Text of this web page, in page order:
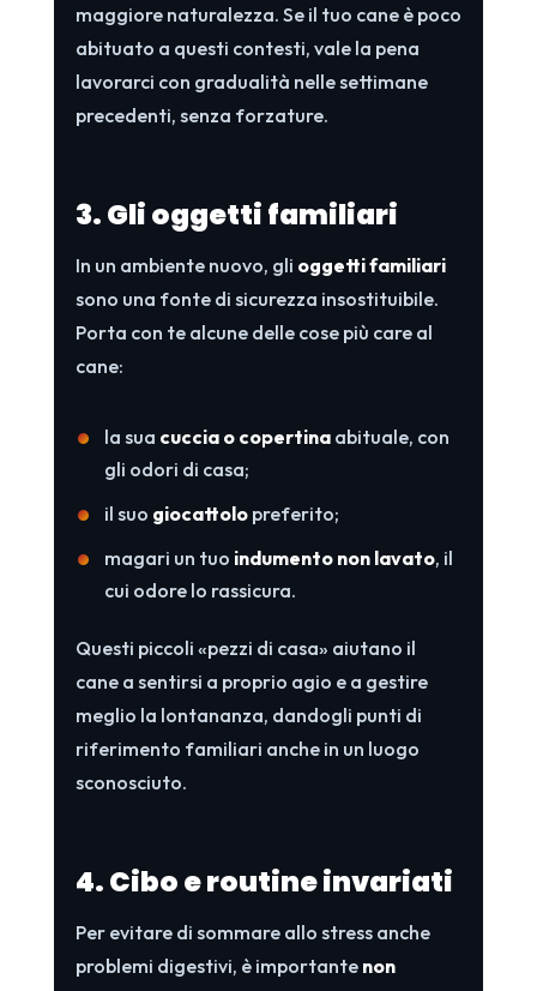
maggiore naturalezza. Se il tuo cane è poco
abituato a questi contesti, vale la pena
lavorarci con gradualità nelle settimane
precedenti, senza forzature.
3. Gli oggetti familiari
In un ambiente nuovo, gli oggetti familiari
sono una fonte di sicurezza insostituibile.
Porta con te alcune delle cose più care al
cane:
la sua cuccia o copertinaabituale, con
gli odori di casa;
il suo giocattolopreferito;
magari un tuo indumento non lavato, il
cui odore lo rassicura.
Questi piccoli «pezzi di casa» aiutano il
cane a sentirsi a proprio agio e a gestire
meglio la lontananza, dandogli punti di
riferimento familiari anche in un luogo
sconosciuto.
4. Cibo e routine invariati
Per evitare di sommare allo stress anche
problemi digestivi, è importante non